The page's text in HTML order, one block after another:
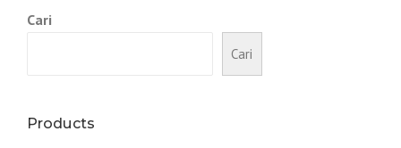
Cari
Cari
Products